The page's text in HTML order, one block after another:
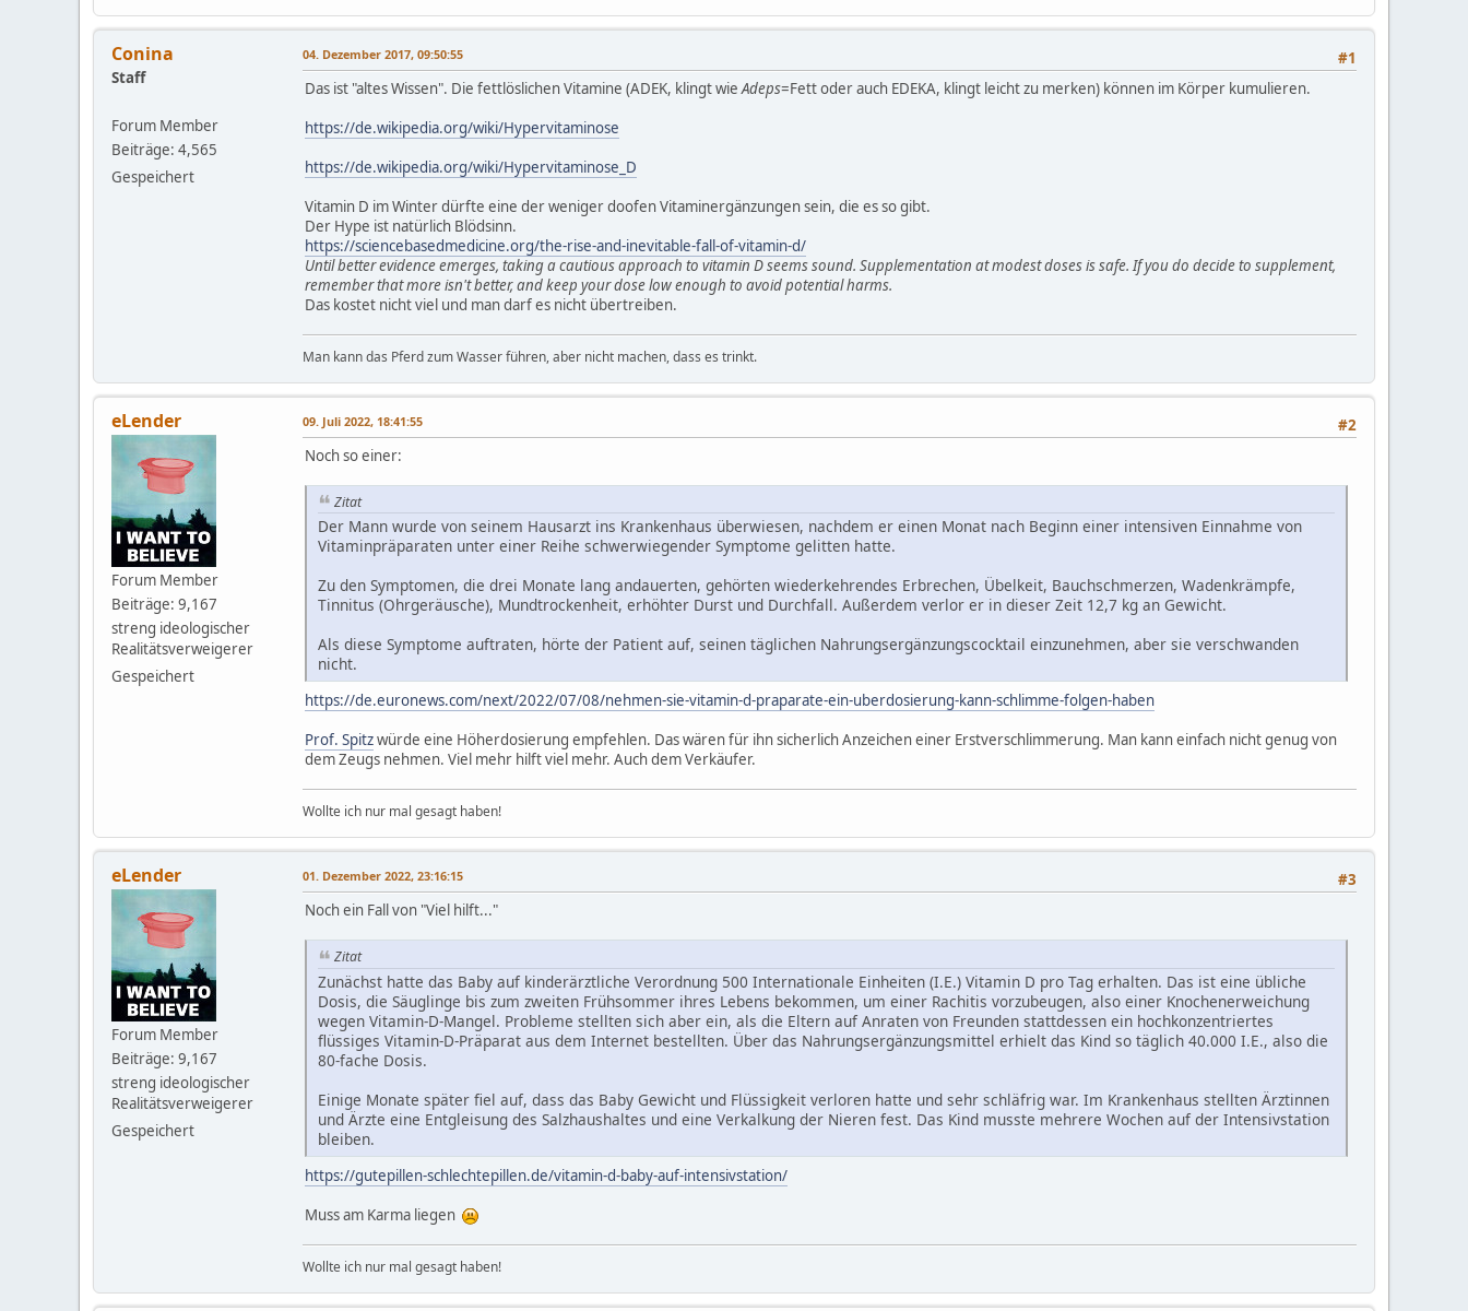
Conina
Staff
Forum Member
Beiträge: 4,565
Gespeichert
#1
04. Dezember 2017, 09:50:55
Das ist "altes Wissen". Die fettlöslichen Vitamine (ADEK, klingt wie Adeps=Fett oder auch EDEKA, klingt leicht zu merken) können im Körper kumulieren.
https://de.wikipedia.org/wiki/Hypervitaminose
https://de.wikipedia.org/wiki/Hypervitaminose_D
Vitamin D im Winter dürfte eine der weniger doofen Vitaminergänzungen sein, die es so gibt.
Der Hype ist natürlich Blödsinn.
https://sciencebasedmedicine.org/the-rise-and-inevitable-fall-of-vitamin-d/
Until better evidence emerges, taking a cautious approach to vitamin D seems sound. Supplementation at modest doses is safe. If you do decide to supplement,
remember that more isn't better, and keep your dose low enough to avoid potential harms.
Das kostet nicht viel und man darf es nicht übertreiben.
Man kann das Pferd zum Wasser führen, aber nicht machen, dass es trinkt.
eLender
Forum Member
Beiträge: 9,167
streng ideologischer
Realitätsverweigerer
Gespeichert
#2
09. Juli 2022, 18:41:55
Noch so einer:
Zitat
Der Mann wurde von seinem Hausarzt ins Krankenhaus überwiesen, nachdem er einen Monat nach Beginn einer intensiven Einnahme von
Vitaminpräparaten unter einer Reihe schwerwiegender Symptome gelitten hatte.
Zu den Symptomen, die drei Monate lang andauerten, gehörten wiederkehrendes Erbrechen, Übelkeit, Bauchschmerzen, Wadenkrämpfe,
Tinnitus (Ohrgeräusche), Mundtrockenheit, erhöhter Durst und Durchfall. Außerdem verlor er in dieser Zeit 12,7 kg an Gewicht.
Als diese Symptome auftraten, hörte der Patient auf, seinen täglichen Nahrungsergänzungscocktail einzunehmen, aber sie verschwanden
nicht.
https://de.euronews.com/next/2022/07/08/nehmen-sie-vitamin-d-praparate-ein-uberdosierung-kann-schlimme-folgen-haben
Prof. Spitzwürde eine Höherdosierung empfehlen. Das wären für ihn sicherlich Anzeichen einer Erstverschlimmerung. Man kann einfach nicht genug von
dem Zeugs nehmen. Viel mehr hilft viel mehr. Auch dem Verkäufer.
Wollte ich nur mal gesagt haben!
eLender
Forum Member
Beiträge: 9,167
streng ideologischer
Realitätsverweigerer
Gespeichert
#3
01. Dezember 2022, 23:16:15
Noch ein Fall von "Viel hilft..."
Zitat
Zunächst hatte das Baby auf kinderärztliche Verordnung 500 Internationale Einheiten (I.E.) Vitamin D pro Tag erhalten. Das ist eine übliche
Dosis, die Säuglinge bis zum zweiten Frühsommer ihres Lebens bekommen, um einer Rachitis vorzubeugen, also einer Knochenerweichung
wegen Vitamin-D-Mangel. Probleme stellten sich aber ein, als die Eltern auf Anraten von Freunden stattdessen ein hochkonzentriertes
flüssiges Vitamin-D-Präparat aus dem Internet bestellten. Über das Nahrungsergänzungsmittel erhielt das Kind so täglich 40.000 I.E., also die
80-fache Dosis.
Einige Monate später fiel auf, dass das Baby Gewicht und Flüssigkeit verloren hatte und sehr schläfrig war. Im Krankenhaus stellten Ärztinnen
und Ärzte eine Entgleisung des Salzhaushaltes und eine Verkalkung der Nieren fest. Das Kind musste mehrere Wochen auf der Intensivstation
bleiben.
https://gutepillen-schlechtepillen.de/vitamin-d-baby-auf-intensivstation/
Muss am Karma liegen
Wollte ich nur mal gesagt haben!